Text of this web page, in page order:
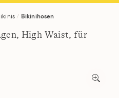
Bikinihosen
High Waist, für